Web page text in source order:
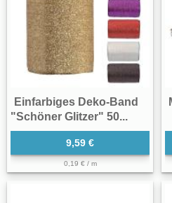
Einfarbiges Deko-Band
"Schöner Glitzer" 50...
9,59 €
0,19 € / m